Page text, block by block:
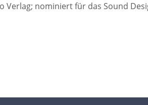
Verlag; nominiert für das Sound